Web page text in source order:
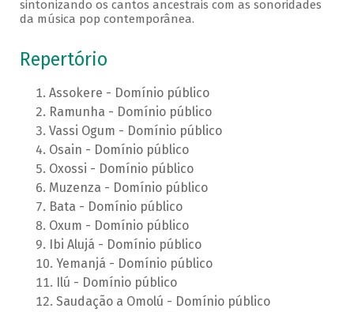
sintonizando os cantos ancestrais com as sonoridades
da música pop contemporânea.
Repertório
Assokere - Domínio público
Ramunha - Domínio público
Vassi Ogum - Domínio público
Osain - Domínio público
Oxossi - Domínio público
Muzenza - Domínio público
Bata - Domínio público
Oxum - Domínio público
Ibi Alujá - Domínio público
Yemanjá - Domínio público
Ilú - Domínio público
Saudação a Omolú - Domínio público